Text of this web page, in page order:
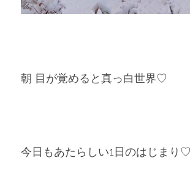
朝 目が覚めると真っ白世界♡
今日もあたらしい1日のはじまり♡